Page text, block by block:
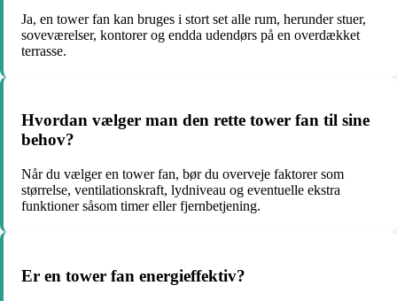
Ja, en tower fan kan bruges i stort set alle rum, herunder stuer,
soveværelser, kontorer og endda udendørs på en overdækket
terrasse.
Hvordan vælger man den rette tower fan til sine
behov?
Når du vælger en tower fan, bør du overveje faktorer som
størrelse, ventilationskraft, lydniveau og eventuelle ekstra
funktioner såsom timer eller fjernbetjening.
Er en tower fan energieffektiv?